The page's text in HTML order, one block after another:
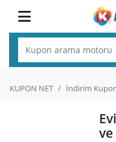
KUPON NET İndirim